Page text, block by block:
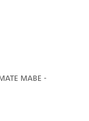
MABE -